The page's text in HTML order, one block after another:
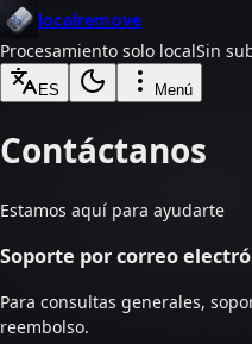
localremove
Procesamiento solo localSin
ES Menú
Contáctanos
Estamos aquí para ayudarte
Soporte por correo
Para consultas generales,
reembolso.